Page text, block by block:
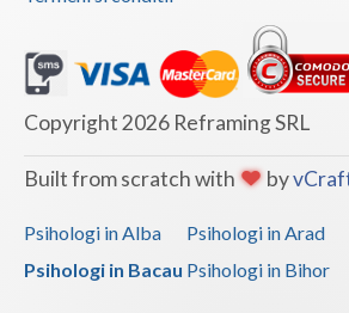
Copyright 2026 Reframing SRL
Built from scratch with by
Psihologi in Alba Psihologi in Arad
Psihologi in Bacau Psihologi in Bihor